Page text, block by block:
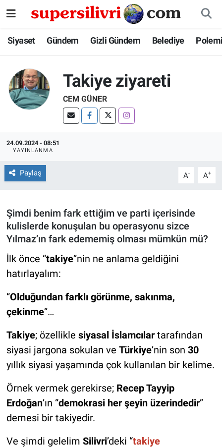
Siyaset Gündem Gizli Gündem Belediye
Takiye ziyareti
CEM GÜNER
24.09.2024 - 08:51
YAYINLANMA
Paylaş A- A+
Şimdi benim fark ettiğim ve parti içerisinde
kulislerde konuşulan bu operasyonu sizce
Yılmaz’ın fark edememiş olması mümkün mü?
İlk önce “takiye”nin ne anlama geldiğini
hatırlayalım:
“Olduğundan farklı görünme, sakınma,
çekinme”…
Takiye; özellikle siyasal İslamcılartarafından
siyasi jargona sokulan ve Türkiye’nin son 30
yıllık siyasi yaşamında çok kullanılan bir kelime.
Örnek vermek gerekirse; Recep Tayyip
Erdoğan’ın “demokrasi her şeyin üzerindedir”
demesi bir takiyedir.
Ve şimdi gelelim Silivri’deki “takiye
Siyaset
Gizli Gündem
Polemik
İstanbul Nöbetçi Eczaneler
İstanbul Namaz Vakitleri
İstanbul Trafik Yoğunluk Haritası
Süper Lig Puan Durumu ve Fikstür
Tüm Manşetler
Haber Arşivi